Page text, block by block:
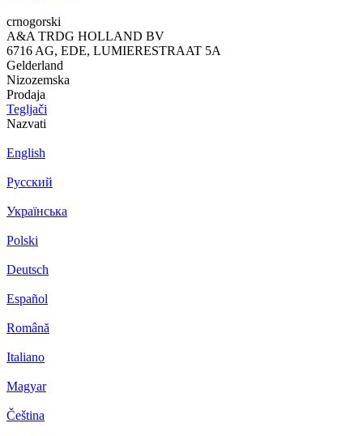
crnogorski
A&A TRDG HOLLAND BV
6716 AG, EDE, LUMIERESTRAAT 5A
Gelderland
Nizozemska
Prodaja
Tegljači
Nazvati
English
Русский
Українська
Polski
Deutsch
Español
Română
Italiano
Magyar
Čeština